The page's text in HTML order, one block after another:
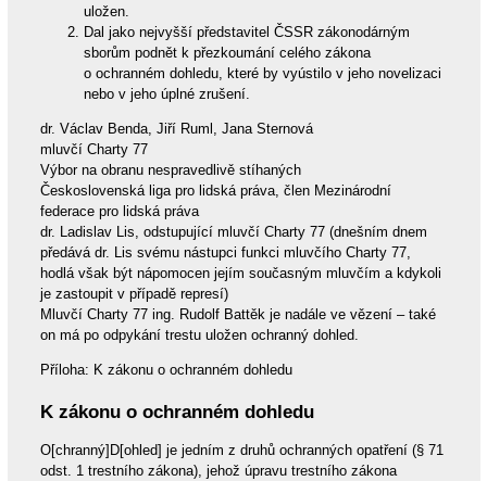
uložen.
Dal jako nejvyšší představitel ČSSR zákonodárným
sborům podnět k přezkoumání celého zákona
o ochranném dohledu, které by vyústilo v jeho novelizaci
nebo v jeho úplné zrušení.
dr. Václav Benda, Jiří Ruml, Jana Sternová
mluvčí Charty 77
Výbor na obranu nespravedlivě stíhaných
Československá liga pro lidská práva, člen Mezinárodní
federace pro lidská práva
dr. Ladislav Lis, odstupující mluvčí Charty 77 (dnešním dnem
předává dr. Lis svému nástupci funkci mluvčího Charty 77,
hodlá však být nápomocen jejím současným mluvčím a kdykoli
je zastoupit v případě represí)
Mluvčí Charty 77 ing. Rudolf Battěk je nadále ve vězení – také
on má po odpykání trestu uložen ochranný dohled.
Příloha: K zákonu o ochranném dohledu
K zákonu o ochranném dohledu
O[chranný]D[ohled] je jedním z druhů ochranných opatření (§ 71
odst. 1 trestního zákona), jehož úpravu trestního zákona